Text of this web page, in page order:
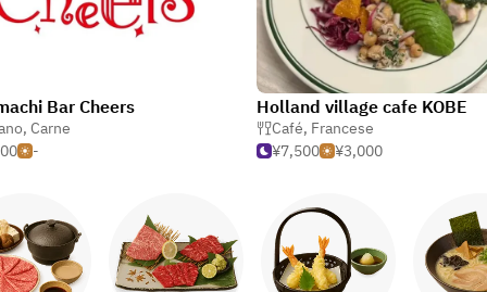
Bar Cheers
, Carne
-
Holland village cafe KOBE
Café, Francese
¥7,500
¥3,000